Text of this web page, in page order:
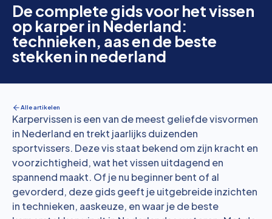
De complete gids voor het vissen
op karper in Nederland:
technieken, aas en de beste
stekken in nederland
Alle artikelen
Karpervissen is een van de meest geliefde visvormen
in Nederland en trekt jaarlijks duizenden
sportvissers. Deze vis staat bekend om zijn kracht en
voorzichtigheid, wat het vissen uitdagend en
spannend maakt. Of je nu beginner bent of al
gevorderd, deze gids geeft je uitgebreide inzichten
in technieken, aaskeuze, en waar je de beste